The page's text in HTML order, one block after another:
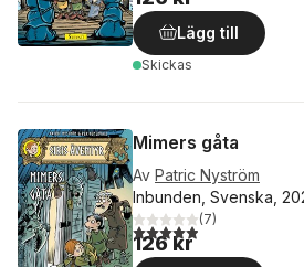
Lägg till
Skickas
Mimers gåta
Av Patric Nyström
Inbunden, Svenska,
4,9utav 5 stjärnor.
(7)
126 kr